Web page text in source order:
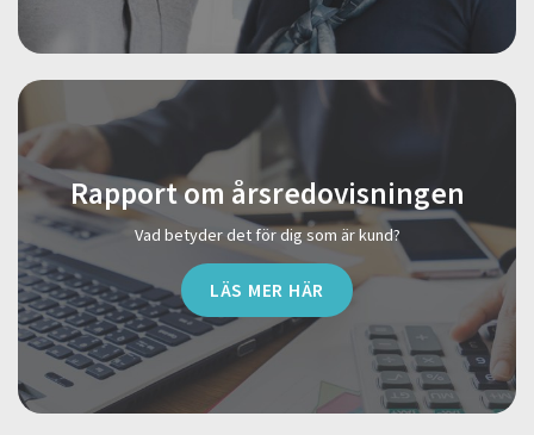
Rapport om årsredovisningen
Vad betyder det för dig som är kund?
LÄS MER HÄR